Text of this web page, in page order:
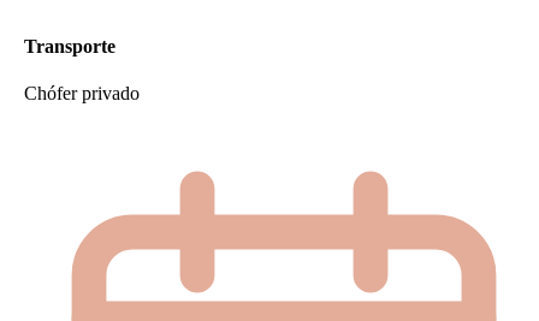
Transporte
Chófer privado